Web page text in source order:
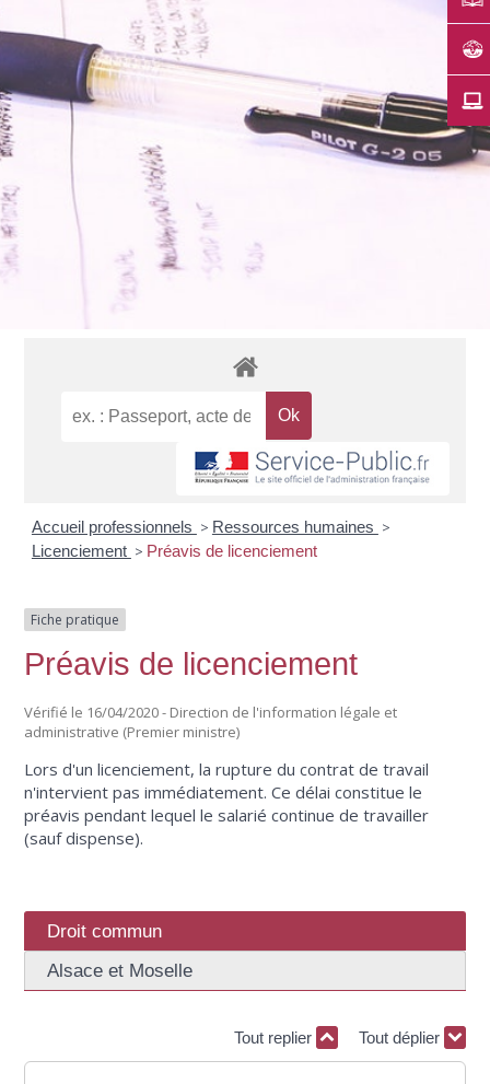
Accueil professionnels > Ressources humaines >
Licenciement > Préavis de licenciement
Fiche pratique
Préavis de licenciement
Vérifié le 16/04/2020 - Direction de l'information légale et
administrative (Premier ministre)
Lors d'un licenciement, la rupture du contrat de travail
n'intervient pas immédiatement. Ce délai constitue le
préavis pendant lequel le salarié continue de travailler
(sauf dispense).
Droit commun
Alsace et Moselle
Tout replier Tout déplier